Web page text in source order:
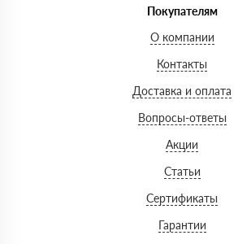
Покупателям
О компании
Контакты
Доставка и оплата
Вопросы-ответы
Акции
Статьи
Сертификаты
Гарантии